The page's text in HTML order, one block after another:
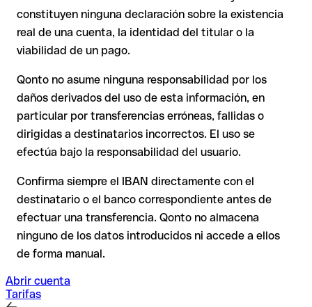
Recomendación: Pide al destinatario que te confirme el IBAN
por escrito, especialmente en nuevas relaciones comerciales
puede verificarla el propio Banco Bpi Sa o mediante una
transferencia de prueba.
petición tuya.
La devolución no está asegurada, especialmente si el
destinatario ya ha retirado el dinero.
En transferencias internacionales fuera del espacio SEPA, la
recuperación es considerablemente más compleja y conlleva
comisiones .
Recomendación: Verifica cada IBAN antes de una
transferencia con nuestro IBAN Checker gratuito y, en caso
de duda, confírmalo directamente con el destinatario. Esta
precaución es especialmente importante con importes
elevados o nuevas relaciones comerciales.
constituyen ninguna declaración sobre la existencia
real de una cuenta, la identidad del titular o la
viabilidad de un pago.
Qonto no asume ninguna responsabilidad por los
daños derivados del uso de esta información, en
particular por transferencias erróneas, fallidas o
dirigidas a destinatarios incorrectos. El uso se
efectúa bajo la responsabilidad del usuario.
Confirma siempre el IBAN directamente con el
destinatario o el banco correspondiente antes de
efectuar una transferencia. Qonto no almacena
ninguno de los datos introducidos ni accede a ellos
de forma manual.
Abrir cuenta
Tarifas